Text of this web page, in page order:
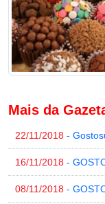
Mais da
22/11/2018 -
16/11/2018 -
08/11/2018 -